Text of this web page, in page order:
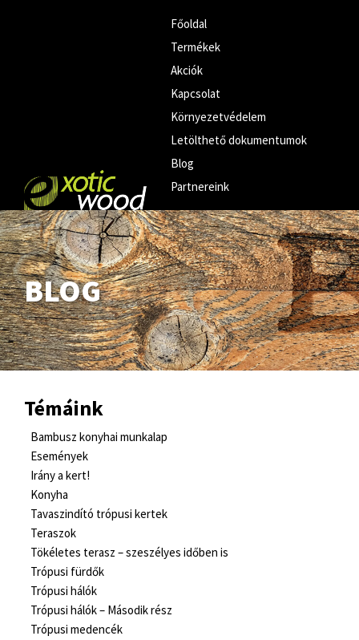
Főoldal
Termékek
Akciók
Kapcsolat
Környezetvédelem
Letölthető dokumentumok
Blog
Partnereink
BLOG
Témáink
Bambusz konyhai munkalap
Események
Irány a kert!
Konyha
Tavaszindító trópusi kertek
Teraszok
Tökéletes terasz – szeszélyes időben is
Trópusi fürdők
Trópusi hálók
Trópusi hálók – Második rész
Trópusi medencék